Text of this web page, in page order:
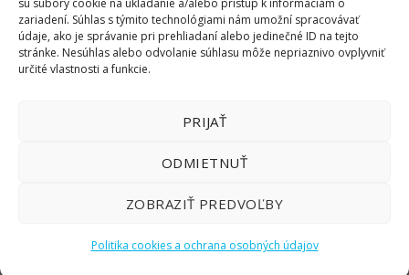
sú súbory cookie na ukladanie a/alebo prístup k informáciám o
zariadení. Súhlas s týmito technológiami nám umožní spracovávať
údaje, ako je správanie pri prehliadaní alebo jedinečné ID na tejto
stránke. Nesúhlas alebo odvolanie súhlasu môže nepriaznivo ovplyvniť
určité vlastnosti a funkcie.
PRIJAŤ
ODMIETNUŤ
ZOBRAZIŤ PREDVOĽBY
Politika cookies a ochrana osobných údajov
ODBER NEWSLETTERU
Copyright 2026 ©LIFTEC SK